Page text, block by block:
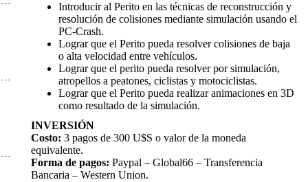
Introducir al Perito en las técnicas de reconstrucción y
resolución de colisiones mediante simulación usando el
PC-Crash.
Lograr que el Perito pueda resolver colisiones de baja
o alta velocidad entre vehículos.
Lograr que el perito pueda resolver por simulación,
atropellos a peatones, ciclistas y motociclistas.
Lograr que el Perito pueda realizar animaciones en 3D
como resultado de la simulación.
INVERSIÓN
Costo: 3 pagos de 300 U$S o valor de la moneda
equivalente.
Forma de pagos: Paypal – Global66 – Transferencia
Bancaria – Western Union.